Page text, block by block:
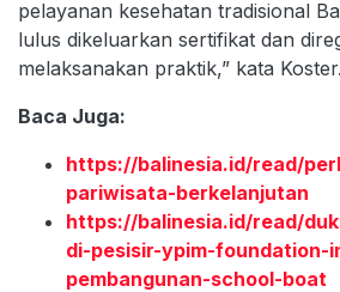
pelayanan kesehatan tradisional
lulus dikeluarkan sertifikat dan
melaksanakan praktik,” kata Koster.
Baca Juga:
https://balinesia.id/read/
pariwisata-berkelanjutan
https://balinesia.id/read/
di-pesisir-ypim-foundation-
pembangunan-school-boat